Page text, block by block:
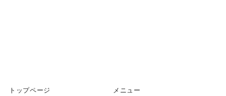
トップページ
メニュー